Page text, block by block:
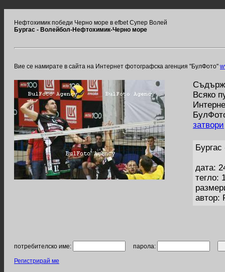
Нефтохимик победи Черно море в efbet Супер Волей
Бургас - Волейбол-Нефтохимик-Черно море
Вие се намирате в сайта на Интернет фотографска агенция "БулФото"
Всяко
затвори
дата:
тегло:
автор:
потребителско име: парола:
Регистрирай ме